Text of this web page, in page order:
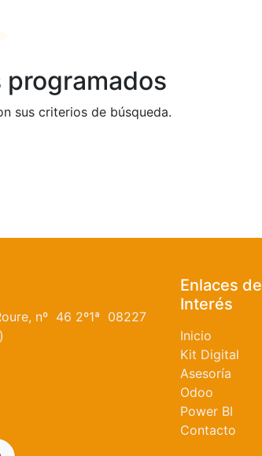
programados
sus criterios de búsqueda.
nº 46 2º1ª 08227
Enlaces de
Interés
Inicio
Kit Digital
Asesoría
Odoo
Power BI
Contacto